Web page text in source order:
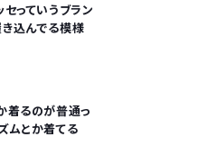
セっていうブラン
込んでる模様
着るのが普通っ
ムとか着てる